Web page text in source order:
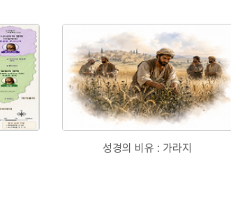
성경의 비유 : 가라지